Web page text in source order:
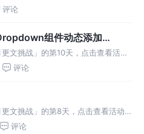
程 首先需要下载Lua-Simple-
评论
组件动态添加
文挑战」的第10天，点击查看活动
框架中使用Dropdown) 一，在C#
评论
文挑战」的第8天，点击查看活动
文件夹 Editor文件夹可以在根目
评论